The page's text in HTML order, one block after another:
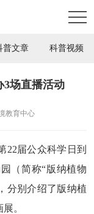
普文章 科普视频
3场直播活动
教育中心
22届公众科学日到
（简称“版纳植物
分别介绍了版纳植
。